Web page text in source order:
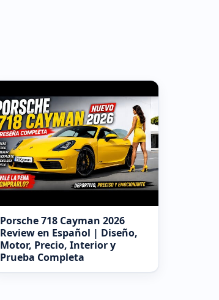
Porsche 718 Cayman 2026
Review en Español | Diseño,
Motor, Precio, Interior y
Prueba Completa